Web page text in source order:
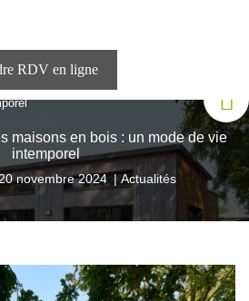
maisons en bois : un mode de vie
intemporel
novembre 2024 |Actualités